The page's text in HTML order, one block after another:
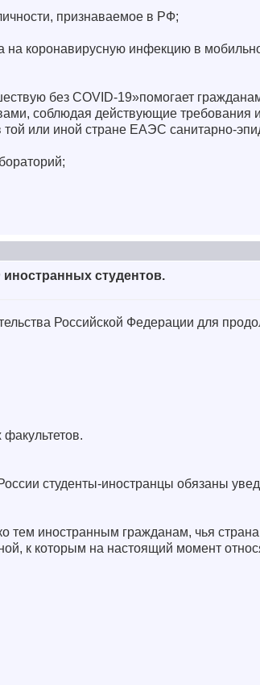
признаваемое в РФ;
на коронавирусную инфекцию в
без COVID-19»помогает
соблюдая действующие требования
или иной стране ЕАЭС санитарно-
студентов.
Российской Федерации для
студенты-иностранцы обязаны
тем иностранным гражданам, чья страна
к которым на настоящий момент